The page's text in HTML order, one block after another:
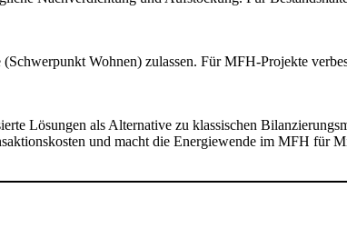
Wohnen) zulassen. Für MFH-Projekte
Lösungen als Alternative zu klassischen
und macht die Energiewende im MFH für